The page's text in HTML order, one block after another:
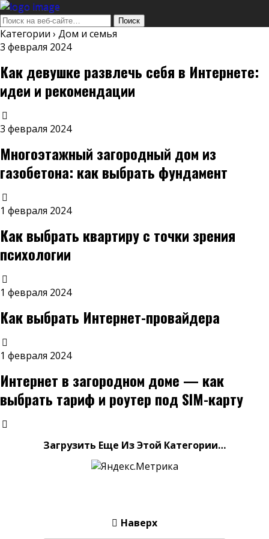
Категории › Дом и семья
3 февраля 2024
Как девушке развлечь себя в Интернете:
идеи и рекомендации
3 февраля 2024
Многоэтажный загородный дом из
газобетона: как выбрать фундамент
1 февраля 2024
Как выбрать квартиру с точки зрения
психологии
1 февраля 2024
Как выбрать Интернет-провайдера
1 февраля 2024
Интернет в загородном доме — как
выбрать тариф и роутер под SIM-карту
Загрузить Еще Из Этой Категории…
Наверх